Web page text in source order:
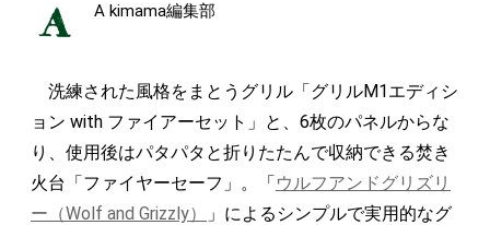
A kimama編集部
洗練された風格をまとうグリル「グリルM1エディシ
ョン with ファイアーセット」と、6枚のパネルからな
り、使用後はパタパタと折りたたんで収納できる焚き
火台「ファイヤーセーフ」。「ウルフアンドグリズリ
ー（Wolf and Grizzly）
」によるシンプルで実用的なグ